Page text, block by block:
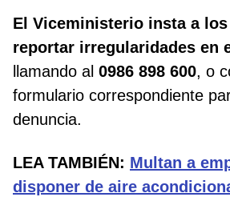
El Viceministerio insta a
reportar irregularidades en
llamando al 0986 898 600, o
formulario correspondiente
denuncia.
LEA TAMBIÉN: Multan a
disponer de aire